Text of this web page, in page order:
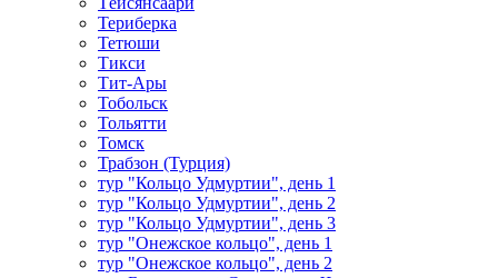
Териберка
Тетюши
Тикси
Тит-Ары
Тобольск
Тольятти
Томск
Трабзон (Турция)
тур "Кольцо Удмуртии", день 1
тур "Кольцо Удмуртии", день 2
тур "Кольцо Удмуртии", день 3
тур "Онежское кольцо", день 1
тур "Онежское кольцо", день 2